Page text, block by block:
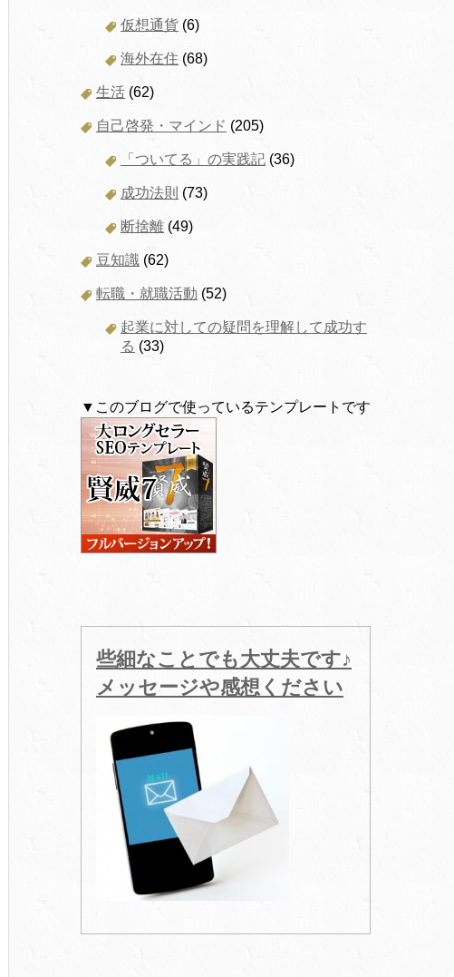
仮想通貨 (6)
海外在住 (68)
生活 (62)
自己啓発・マインド (205)
「ついてる」の実践記 (36)
成功法則 (73)
断捨離 (49)
豆知識 (62)
転職・就職活動 (52)
起業に対しての疑問を理解して成功す
る (33)
▼このブログで使っているテンプレートです
些細なことでも大丈夫です♪
メッセージや感想ください